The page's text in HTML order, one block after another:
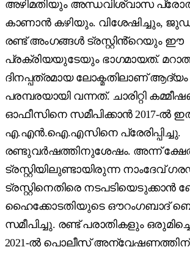
അഴിമതിയും അന്ധവിശ്വാസ
കാണാൻ കഴിയും. വിശേഷിച്ചും,
രണ്ട് അംഗങ്ങൾ ട്രസ്റ്റിൻ്റെയും ഈ
പ്രക്രിയയുടേയും ഭാഗമായത്.
ദിനപ്പത്രമായ ലോക്മതിലാണ്
പരമ്പരയായി വന്നത്. ചാരിറ്റി
ഓഫീസിനെ സമീപിക്കാൻ 2017-ൽ
എ.എൻ.ഐ.എസിനെ പ്രേരിപ്പിച്ചു.
രണ്ടുവർഷത്തിനുശേഷം. അന്ന്
ട്രസ്റ്റിയിലുണ്ടായിരുന്ന നാംദേവ്
ട്രസ്റ്റിനെതിരെ
ഹൈക്കോടതിയുടെ ഔറംഗബാദ്
സമീപിച്ചു. രണ്ട് പരാതികളും
2021-ൽ പൊലീസ് അന്വേഷണത്തിന്